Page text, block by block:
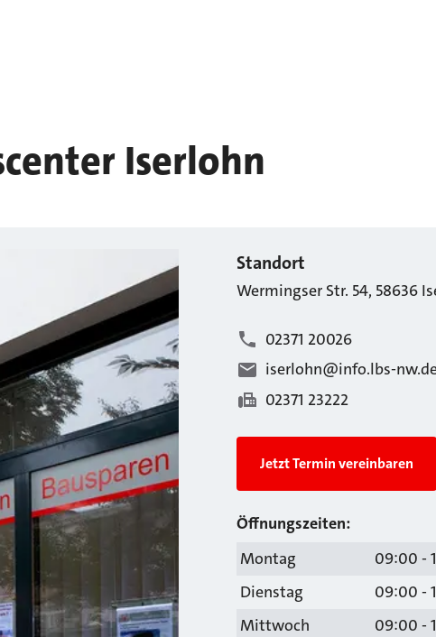
Iserlohn
Standort
Wermingser Str. 54, 58636
02371 20026
iserlohn@info.lbs-
02371 23222
Jetzt Termin vereinbaren
Öffnungszeiten:
Montag
09:00 -
Dienstag
09:00 -
Mittwoch
09:00 -